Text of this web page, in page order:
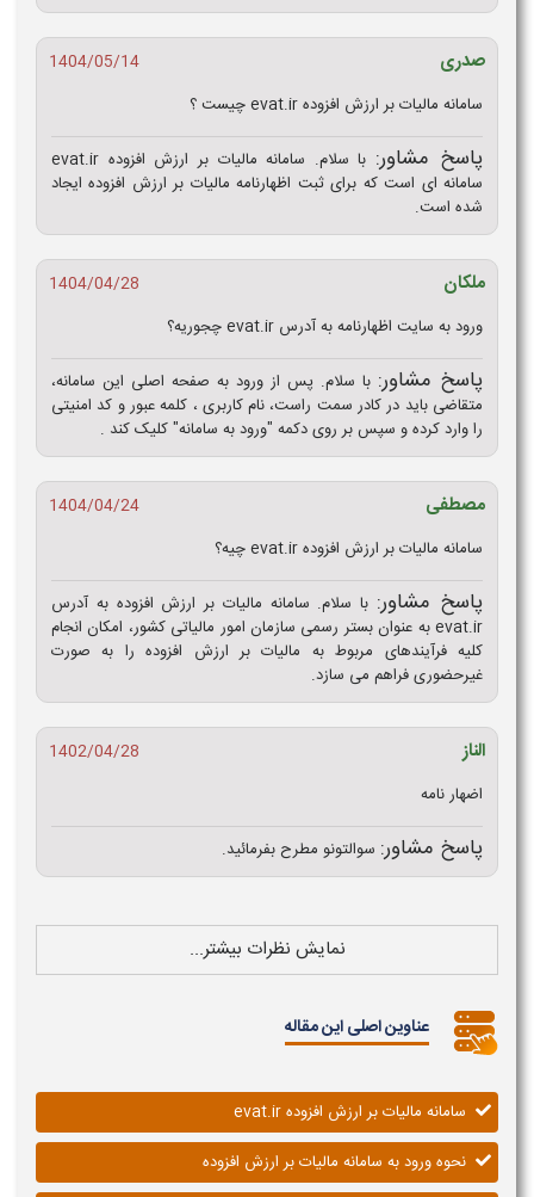
صدری
1404/05/14
سامانه مالیات بر ارزش افزوده evat.ir چیست ؟
پاسخ مشاور:
با سلام. سامانه مالیات بر ارزش افزوده evat.ir
سامانه ای است که برای ثبت اظهارنامه مالیات بر ارزش افزوده ایجاد
شده است.
ملکان
1404/04/28
ورود به سایت اظهارنامه به آدرس evat.ir چجوریه؟
پاسخ مشاور: با سلام. پس از ورود به صفحه اصلی این سامانه،
متقاضی باید در کادر سمت راست، نام کاربری ، کلمه عبور و کد امنیتی
را وارد کرده و سپس بر روی دکمه "ورود به سامانه" کلیک کند .
مصطفی
1404/04/24
سامانه مالیات بر ارزش افزوده evat.ir چیه؟
پاسخ مشاور: با سلام. سامانه مالیات بر ارزش افزوده به آدرس
evat.ir به عنوان بستر رسمی سازمان امور مالیاتی کشور، امکان انجام
کلیه فرآیندهای مربوط به مالیات بر ارزش افزوده را به صورت
غیرحضوری فراهم می سازد.
الناز
1402/04/28
اضهار نامه
پاسخ مشاور: سوالتونو مطرح بفرمائید.
نمایش نظرات بیشتر...
عناوین اصلی این مقاله
سامانه مالیات بر ارزش افزوده evat.ir
نحوه ورود به سامانه مالیات بر ارزش افزوده